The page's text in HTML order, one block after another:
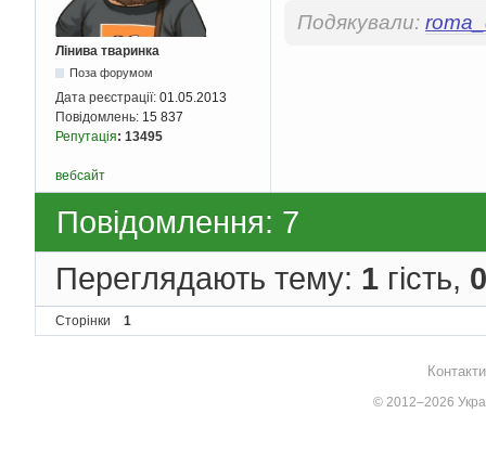
Лінива тваринка
Поза форумом
Дата реєстрації: 01.05.2013
Повідомлень: 15 837
Репутація: 13495
Подякували:
вебсайт
Повідомлення: 7
Переглядають тему: 1 гість, 0
Сторінки 1
© 2012–2026